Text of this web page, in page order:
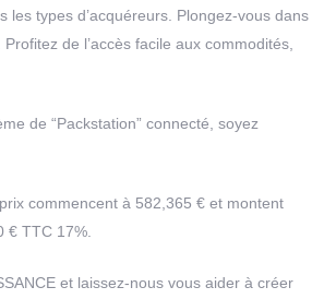
types d’acquéreurs. Plongez-vous dans
de l’accès facile aux commodités,
de “Packstation” connecté, soyez
commencent à 582,365 € et montent
€ TTC 17%.
et laissez-nous vous aider à créer